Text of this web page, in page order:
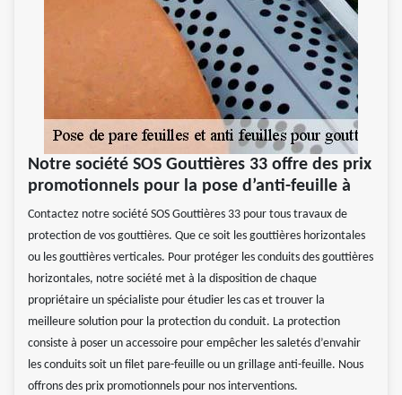
Notre société SOS Gouttières 33 offre des prix
promotionnels pour la pose d’anti-feuille à
Contactez notre société SOS Gouttières 33 pour tous travaux de
protection de vos gouttières. Que ce soit les gouttières horizontales
ou les gouttières verticales. Pour protéger les conduits des gouttières
horizontales, notre société met à la disposition de chaque
propriétaire un spécialiste pour étudier les cas et trouver la
meilleure solution pour la protection du conduit. La protection
consiste à poser un accessoire pour empêcher les saletés d’envahir
les conduits soit un filet pare-feuille ou un grillage anti-feuille. Nous
offrons des prix promotionnels pour nos interventions.